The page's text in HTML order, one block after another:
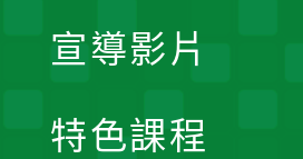
宣導影片
特色課程